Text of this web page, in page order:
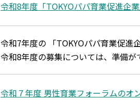
令和8年度「TOKYOパパ育業促進企
令和7年度の 「TOKYOパパ育業促進
令和8年度の募集については、準備
令和７年度 男性育業フォーラムのオ